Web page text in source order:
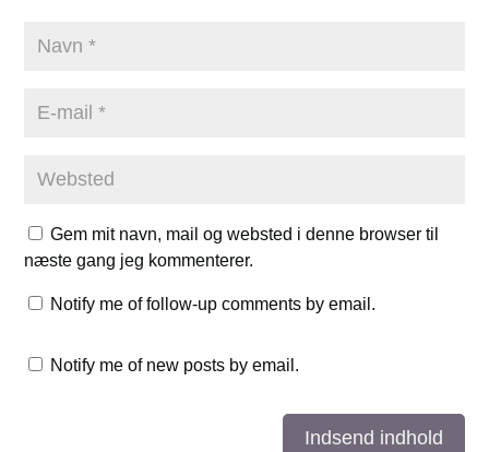
Gem mit navn, mail og websted i denne browser til
næste gang jeg kommenterer.
Notify me of follow-up comments by email.
Notify me of new posts by email.
Indsend indhold